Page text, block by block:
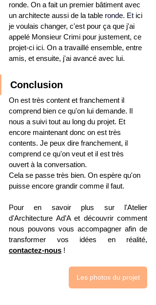
ronde. On a fait un premier bâtiment avec
un architecte aussi de la table ronde. Et ici
je voulais changer, c'est pour ça que j'ai
appelé Monsieur Crimi pour justement, ce
projet-ci ici. On a travaillé ensemble, entre
amis, et ensuite, j'ai avancé avec lui.
Conclusion
On est très content et franchement il
comprend bien ce qu'on lui demande. Il
nous a suivi tout au long du projet. Et
encore maintenant donc on est très
contents. Je peux dire franchement, il
comprend ce qu'on veut et il est très
ouvert à la conversation.
Cela se passe très bien. On espère qu'on
puisse encore grandir comme il faut.
Pour en savoir plus sur l'Atelier
d'Architecture Ad’A et découvrir comment
nous pouvons vous accompagner afin de
contactez-nous !
Les photos du projet